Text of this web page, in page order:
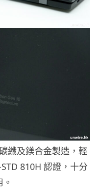
纖及鎂合金製造，輕
810H 認證，十分